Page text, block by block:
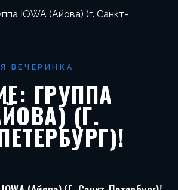
ВЕЧЕРИНКА
ГРУППА
(Г.